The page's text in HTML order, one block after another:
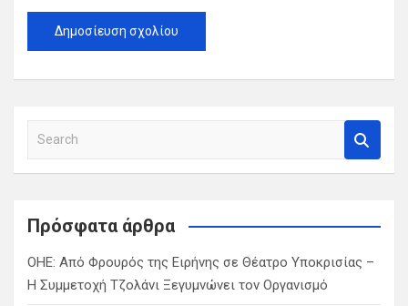
a
c
Πρόσφατα άρθρα
ΟΗΕ: Από Φρουρός της Ειρήνης σε Θέατρο Υποκρισίας –
Η Συμμετοχή Τζολάνι Ξεγυμνώνει τον Οργανισμό